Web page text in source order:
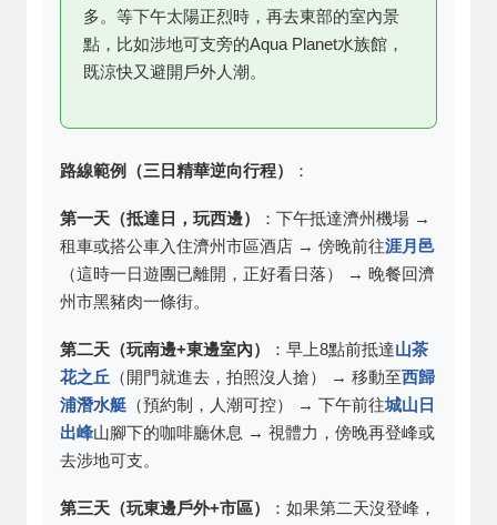
多。等下午太陽正烈時，再去東部的室內景
點，比如涉地可支旁的Aqua Planet水族館，
既涼快又避開戶外人潮。
路線範例（三日精華逆向行程） ：
第一天（抵達日，玩西邊）
：下午抵達濟州機場 →
租車或搭公車入住濟州市區酒店 → 傍晚前往涯月邑
（這時一日遊團已離開，正好看日落） → 晚餐回濟
州市黑豬肉一條街。
第二天（玩南邊+東邊室內） ：早上8點前抵達山茶
花之丘 （開門就進去，拍照沒人搶） → 移動至西歸
浦潛水艇 （預約制，人潮可控） → 下午前往城山日
出峰山腳下的咖啡廳休息 → 視體力，傍晚再登峰或
去涉地可支。
第三天（玩東邊戶外+市區）
：如果第二天沒登峰，